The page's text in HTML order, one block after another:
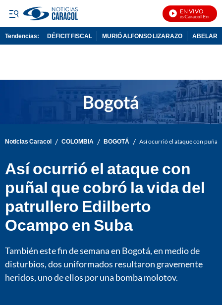
EN VIVO
Noticias Caracol En Vivo
Tendencias: DÉFICIT FISCAL MURIÓ ALFONSO LIZARAZO
Noticias Caracol / COLOMBIA / BOGOTÁ / Así ocurrió el ataque con puñal
Así ocurrió el ataque con
puñal que cobró la vida del
patrullero Edilberto
Ocampo en Suba
También este fin de semana en Bogotá, en medio de
disturbios, dos uniformados resultaron gravemente
heridos, uno de ellos por una bomba molotov.